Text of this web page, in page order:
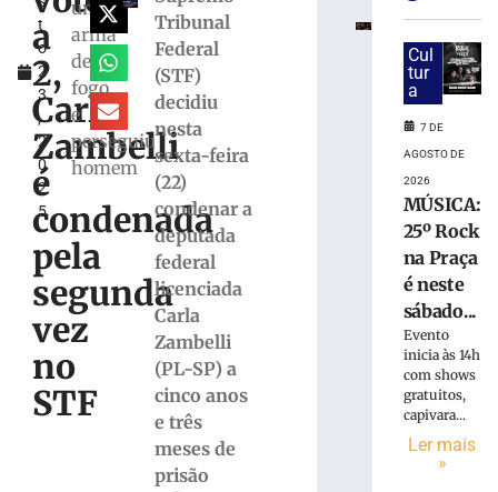
t
o
2
3
,
2
0
2
5
a
2,
Carla
Zambelli
é
condenada
pela
segunda
vez
no
STF
uma
arma
de
fogo
e
perseguiu
homem
Tribunal
Federal
(STF)
decidiu
nesta
sexta-feira
(22)
condenar a
deputada
federal
licenciada
Carla
Zambelli
(PL-SP) a
cinco anos
e três
meses de
prisão
Marco
Buzzi
infrações
disciplinares
homologa
Cul
tur
a
7 DE
AGOSTO DE
2026
MÚSICA:
25º Rock
na Praça
é neste
sábado...
Evento
inicia às 14h
com shows
gratuitos,
capivara...
Ler mais
»